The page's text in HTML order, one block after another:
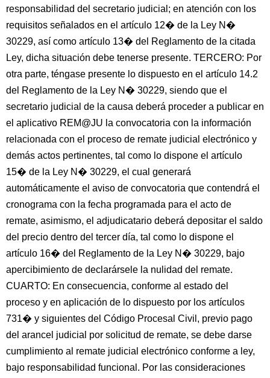
responsabilidad del secretario judicial; en atención con los
requisitos señalados en el artículo 12� de la Ley N�
30229, así como artículo 13� del Reglamento de la citada
Ley, dicha situación debe tenerse presente. TERCERO: Por
otra parte, téngase presente lo dispuesto en el artículo 14.2
del Reglamento de la Ley N� 30229, siendo que el
secretario judicial de la causa deberá proceder a publicar en
el aplicativo REM@JU la convocatoria con la información
relacionada con el proceso de remate judicial electrónico y
demás actos pertinentes, tal como lo dispone el artículo
15� de la Ley N� 30229, el cual generará
automáticamente el aviso de convocatoria que contendrá el
cronograma con la fecha programada para el acto de
remate, asimismo, el adjudicatario deberá depositar el saldo
del precio dentro del tercer día, tal como lo dispone el
artículo 16� del Reglamento de la Ley N� 30229, bajo
apercibimiento de declarársele la nulidad del remate.
CUARTO: En consecuencia, conforme al estado del
proceso y en aplicación de lo dispuesto por los artículos
731� y siguientes del Código Procesal Civil, previo pago
del arancel judicial por solicitud de remate, se debe darse
cumplimiento al remate judicial electrónico conforme a ley,
bajo responsabilidad funcional. Por las consideraciones